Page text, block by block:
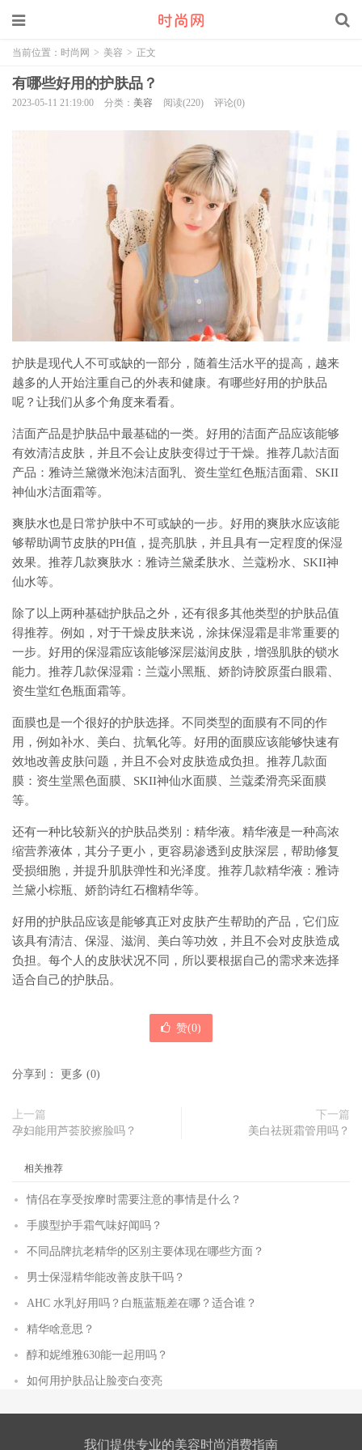
当前位置： 时尚网 > 美容 > 正文
有哪些好用的护肤品？
2023-05-11 21:19:00 分类： 美容 阅读(220) 评论(0)
护肤是现代人不可或缺的一部分，随着生活水平的提高，越来
越多的人开始注重自己的外表和健康。有哪些好用的护肤品
呢？让我们从多个角度来看看。
洁面产品是护肤品中最基础的一类。好用的洁面产品应该能够
有效清洁皮肤，并且不会让皮肤变得过于干燥。推荐几款洁面
产品：雅诗兰黛微米泡沫洁面乳、资生堂红色瓶洁面霜、SKII
神仙水洁面霜等。
爽肤水也是日常护肤中不可或缺的一步。好用的爽肤水应该能
够帮助调节皮肤的PH值，提亮肌肤，并且具有一定程度的保湿
效果。推荐几款爽肤水：雅诗兰黛柔肤水、兰蔻粉水、SKII神
仙水等。
除了以上两种基础护肤品之外，还有很多其他类型的护肤品值
得推荐。例如，对于干燥皮肤来说，涂抹保湿霜是非常重要的
一步。好用的保湿霜应该能够深层滋润皮肤，增强肌肤的锁水
能力。推荐几款保湿霜：兰蔻小黑瓶、娇韵诗胶原蛋白眼霜、
资生堂红色瓶面霜等。
面膜也是一个很好的护肤选择。不同类型的面膜有不同的作
用，例如补水、美白、抗氧化等。好用的面膜应该能够快速有
效地改善皮肤问题，并且不会对皮肤造成负担。推荐几款面
膜：资生堂黑色面膜、SKII神仙水面膜、兰蔻柔滑亮采面膜
等。
还有一种比较新兴的护肤品类别：精华液。精华液是一种高浓
缩营养液体，其分子更小，更容易渗透到皮肤深层，帮助修复
受损细胞，并提升肌肤弹性和光泽度。推荐几款精华液：雅诗
兰黛小棕瓶、娇韵诗红石榴精华等。
好用的护肤品应该是能够真正对皮肤产生帮助的产品，它们应
该具有清洁、保湿、滋润、美白等功效，并且不会对皮肤造成
负担。每个人的皮肤状况不同，所以要根据自己的需求来选择
适合自己的护肤品。
赞(0)
分享到： 更多 (0)
上一篇
孕妇能用芦荟胶擦脸吗？
下一篇
美白祛斑霜管用吗？
相关推荐
情侣在享受按摩时需要注意的事情是什么？
手膜型护手霜气味好闻吗？
不同品牌抗老精华的区别主要体现在哪些方面？
男士保湿精华能改善皮肤干吗？
AHC 水乳好用吗？白瓶蓝瓶差在哪？适合谁？
精华啥意思？
醇和妮维雅630能一起用吗？
如何用护肤品让脸变白变亮
我们提供专业的美容时尚消费指南